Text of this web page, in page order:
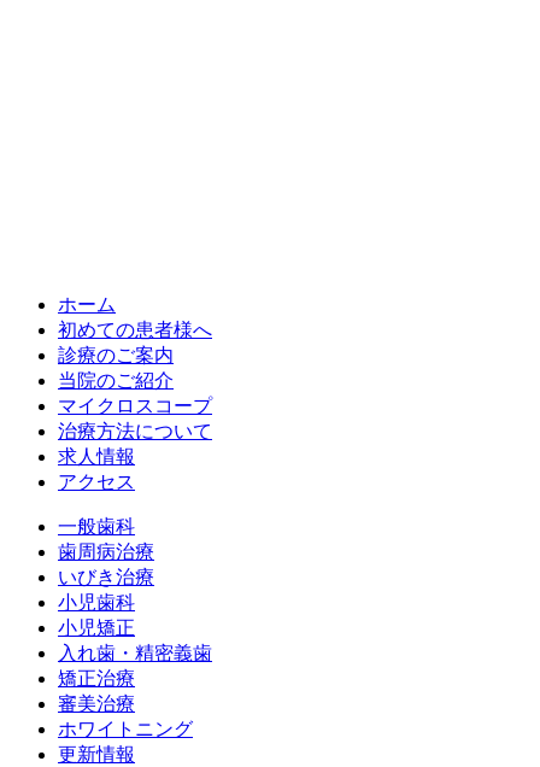
ホーム
初めての患者様へ
診療のご案内
当院のご紹介
マイクロスコープ
治療方法について
求人情報
アクセス
一般歯科
歯周病治療
いびき治療
小児歯科
小児矯正
入れ歯・精密義歯
矯正治療
審美治療
ホワイトニング
更新情報